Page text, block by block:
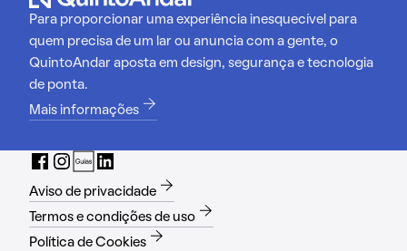
Para proporcionar uma experiência inesquecível para
quem precisa de um lar ou anuncia com a gente, o
QuintoAndar aposta em design, segurança e tecnologia
de ponta.
Mais informações
Aviso de privacidade
Termos e condições de uso
Política de Cookies